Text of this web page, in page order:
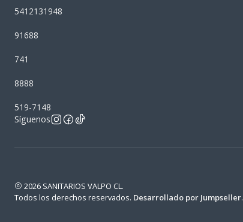
5412131948
91688
741
8888
519-7148
Síguenos
2026 SANITARIOS VALPO CL.
Todos los derechos reservados. Desarrollado por Jumpseller.